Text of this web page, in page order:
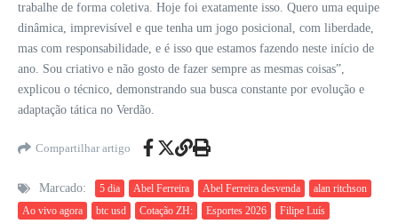
trabalhe de forma coletiva. Hoje foi exatamente isso. Quero uma equipe
dinâmica, imprevisível e que tenha um jogo posicional, com liberdade,
mas com responsabilidade, e é isso que estamos fazendo neste início de
ano. Sou criativo e não gosto de fazer sempre as mesmas coisas”,
explicou o técnico, demonstrando sua busca constante por evolução e
adaptação tática no Verdão.
Compartilhar artigo
Marcado: 5 dia Abel Ferreira Abel Ferreira desvenda
alan ritchson
Ao vivo agora
btc usd Cotação ZH: Esportes 2026 Filipe Luís